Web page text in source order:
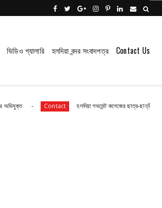
ভিডিও গ্যালারি হলদিয়া বন্দর সংবাদপত্র Contact Us
Contact হলদিয়া গভমেন্ট কলেজের ছাত্র-ছাত্রীরা রয়েছে আতঙ্কে?